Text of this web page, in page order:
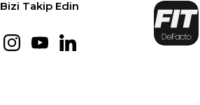
Bizi Takip Edin